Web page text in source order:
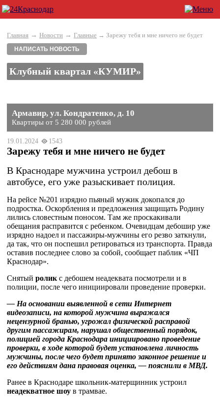
Главная → Новости → Главные → Зарежу тебя и мне ничего не будет
НАПИСАТЬ НОВОСТЬ
Клубный квартал «КУМИР»
Армавир, ул. Кондратенко, д. 10
Квартиры от 5 280 000 рублей
19.01.2024 1543
Зарежу тебя и мне ничего не будет
В Краснодаре мужчина устроил дебош в
автобусе, его уже разыскивает полиция.
На рейсе №201 изрядно пьяный мужик докопался до
подростка. Оскорбления и предложения защищать Родину
лились словестным поносом. Там же проскакивали
обещания расправится с ребенком. Очевидцам дебошир уже
изрядно надоел и пассажиры-мужчины его резво заткнули,
да так, что он поспешил ретироваться из транспорта. Правда
оставив последнее слово за собой, сообщает паблик «ЧП
Краснодар».
Снятый ролик с дебошем неадеквата посмотрели и в
полиции, после чего инициировали проведение проверки.
— На основании выявленной в сети Интернет
видеозаписи, на которой мужчина выражался
нецензурной бранью, угрожал физической расправой
другим пассажирам, нарушал общественный порядок,
полицией города Краснодара инициировано проведение
проверки, в ходе которой будет установлена личность
мужчины, после чего будет принято законное решение и
его действиям дана правовая оценка, — пояснили в МВД.
Ранее в Краснодаре школьник-матерщинник устроил
неадекватное шоу в трамвае.